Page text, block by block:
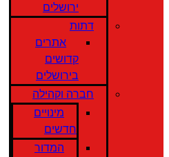
ירושלים
דתות
אתרים
קדושים
בירושלים
חברה וקהילה
מינויים
חדשים
המדור